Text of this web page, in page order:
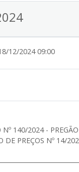
12/2024 09:00
Nº 140/2024 - PREGÃO
DE PREÇOS Nº 14/